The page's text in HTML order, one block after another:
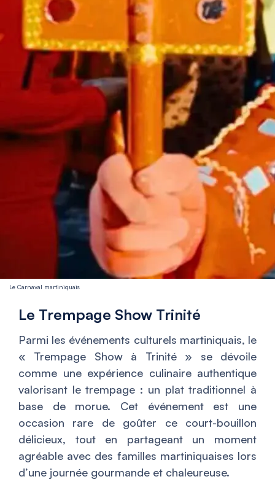
Le Carnaval martiniquais
Le Trempage Show Trinité
Parmi les événements culturels martiniquais, le
« Trempage Show à Trinité » se dévoile
comme une expérience culinaire authentique
valorisant le trempage : un plat traditionnel à
base de morue. Cet événement est une
occasion rare de goûter ce court-bouillon
délicieux, tout en partageant un moment
agréable avec des familles martiniquaises lors
d’une journée gourmande et chaleureuse.